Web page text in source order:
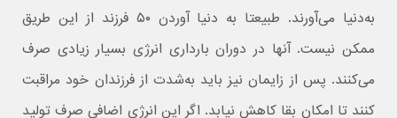
به‌دنیا می‌آورند. طبیعتا به دنیا آوردن ۵۰ فرزند از این طریق
ممکن نیست. آنها در دوران بارداری انرژی بسیار زیادی صرف
می‌کنند. پس از زایمان نیز باید به‌شدت از فرزندان خود مراقبت
کنند تا امکان بقا کاهش نیابد. اگر این انرژی اضافی صرف تولید‌